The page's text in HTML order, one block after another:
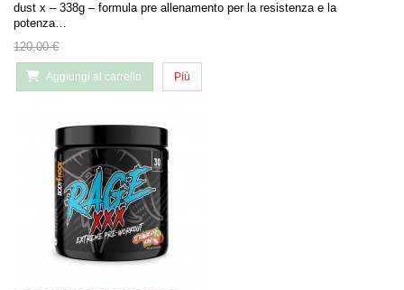
dust x – 338g – formula pre allenamento per la resistenza e la
potenza…
120,00 €
Aggiungi al carrello Più